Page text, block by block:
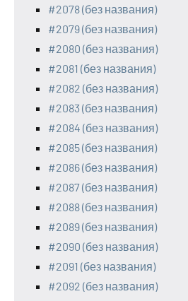
#2078 (без названия)
#2079 (без названия)
#2080 (без названия)
#2081 (без названия)
#2082 (без названия)
#2083 (без названия)
#2084 (без названия)
#2085 (без названия)
#2086 (без названия)
#2087 (без названия)
#2088 (без названия)
#2089 (без названия)
#2090 (без названия)
#2091 (без названия)
#2092 (без названия)